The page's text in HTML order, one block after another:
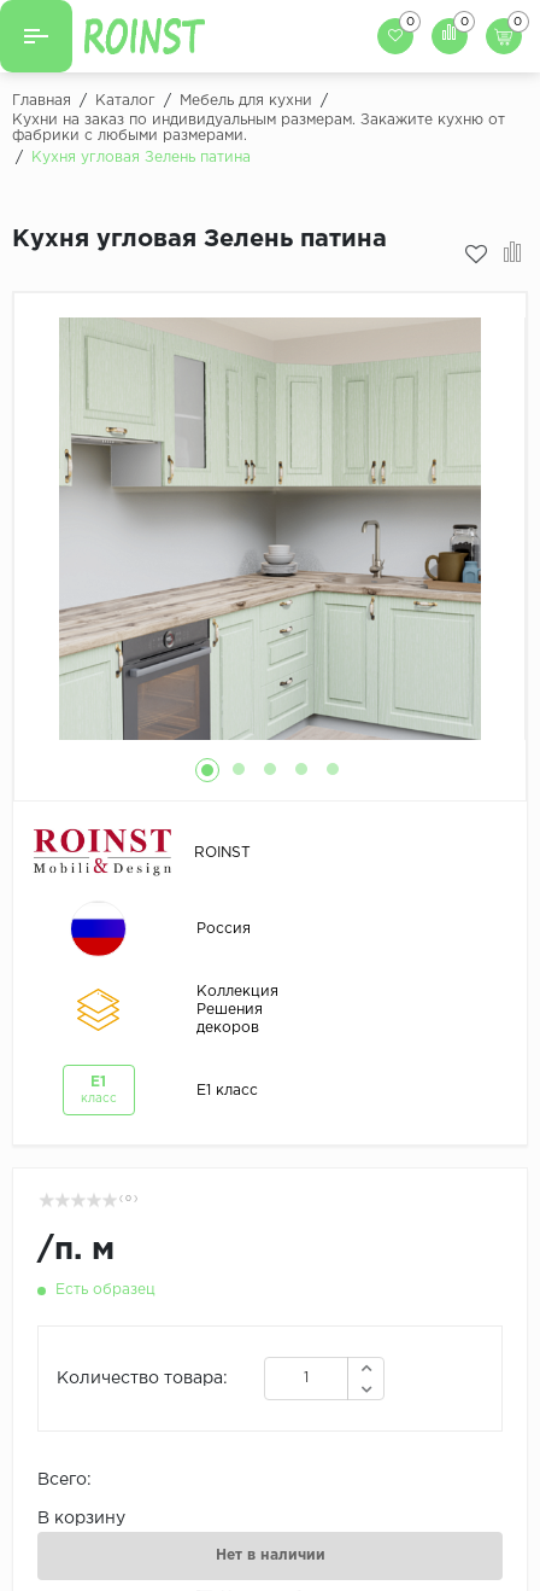
Назад
Кухни на заказ
Кухонный фартук
Декоры ЛДСП для мебели
Декоры обоев под мебель
0 0 0
Главная / Каталог / Мебель для кухни
/
Кухни на заказ по индивидуальным размерам. Закажите кухню от
фабрики с любыми размерами.
/
Кухня угловая Зелень патина
Кухня угловая Зелень патина
ROINST
Россия
Коллекция
Решения
декоров
Е1
класс
Е1 класс
( 0 )
/п. м
Есть образец
Количество товара:
Всего:
В корзину
Нет в наличии